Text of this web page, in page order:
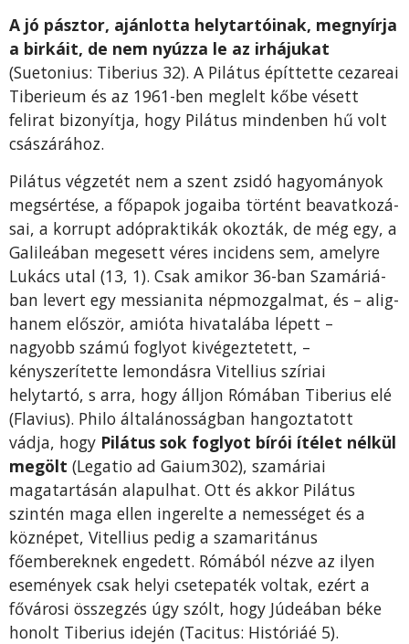
A jó pásztor, ajánlotta helytartóinak, meg­nyírja
a birkáit, de nem nyúzza le az irhájukat
(Suetonius: Tiberius 32). A Pilátus építtette cezareai
Tiberieum és az 1961-ben meglelt kőbe vésett
felirat bizonyítja, hogy Pilátus mindenben hű volt
császá­rához.
Pilátus végzetét nem a szent zsidó hagyományok
megsértése, a főpapok jogaiba történt beavatkozá­
sai, a korrupt adópraktikák okozták, de még egy, a
Galileában megesett véres incidens sem, amelyre
Lukács utal (13, 1). Csak amikor 36-ban Szamáriá­
ban levert egy messianita népmozgalmat, és – alig­
hanem először, amióta hivatalába lépett –
nagyobb számú foglyot kivégeztetett, –
kényszerítette lemon­dásra Vitellius szíriai
helytartó, s arra, hogy álljon Rómában Tiberius elé
(Flavius). Philo általánosság­ban hangoztatott
vádja, hogy Pilátus sok foglyot bí­rói ítélet nélkül
megölt (Legatio ad Gaium302), szamáriai
magatartásán alapulhat. Ott és akkor Pilátus
szintén maga ellen ingerelte a nemességet és a
köz­népet, Vitellius pedig a szamaritánus
főembereknek engedett. Rómából nézve az ilyen
események csak helyi csetepaték voltak, ezért a
fővárosi összegzés úgy szólt, hogy Júdeában béke
honolt Tiberius ide­jén (Tacitus: Históriáé 5).